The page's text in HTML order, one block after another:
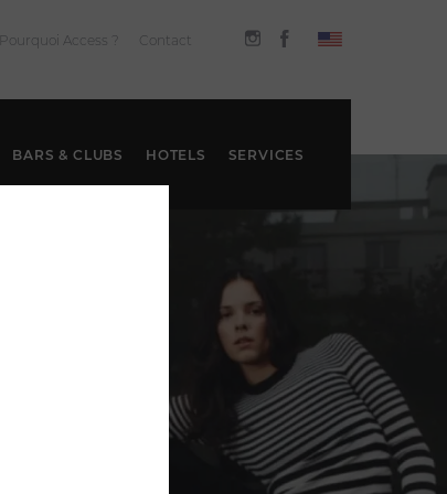
Pourquoi Access ? Contact
BARS & CLUBS HOTELS SERVICES